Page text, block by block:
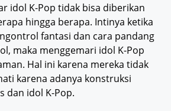
idol K-Pop tidak bisa diberikan
hingga berapa. Intinya ketika
fantasi dan cara pandang
maka menggemari idol K-Pop
Hal ini karena mereka tidak
karena adanya konstruksi
dan idol K-Pop.